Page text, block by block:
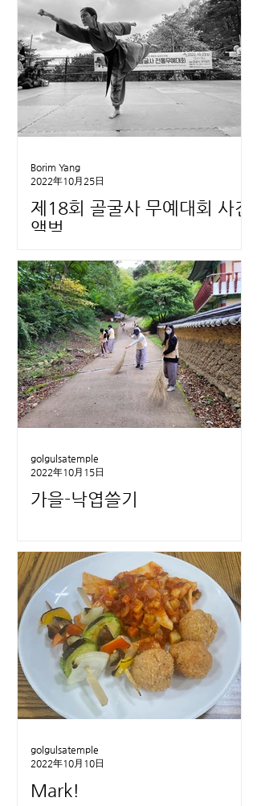
제18회 골굴사 무예대회 사진
앨범
Borim Yang
2022年10月25日
가을-낙엽쓸기
golgulsatemple
2022年10月15日
Mark!
golgulsatemple
2022年10月10日